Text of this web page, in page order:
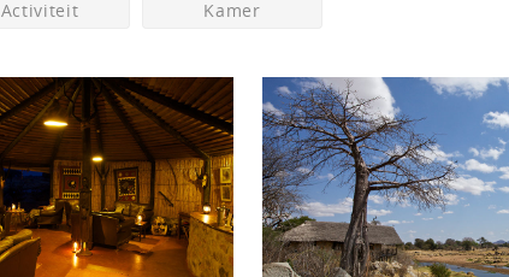
Activiteit Kamer